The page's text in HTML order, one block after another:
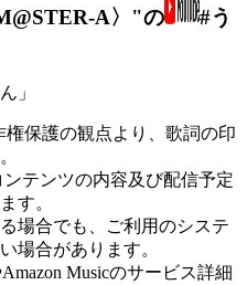
A〉"の
#う
」
権保護の観点より、歌詞の印
テンツの内容及び配信予定
す。
場合でも、ご利用のシステ
場合があります。
Musicのサービス詳細